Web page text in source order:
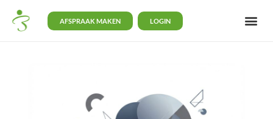
AFSPRAAK MAKEN LOGIN